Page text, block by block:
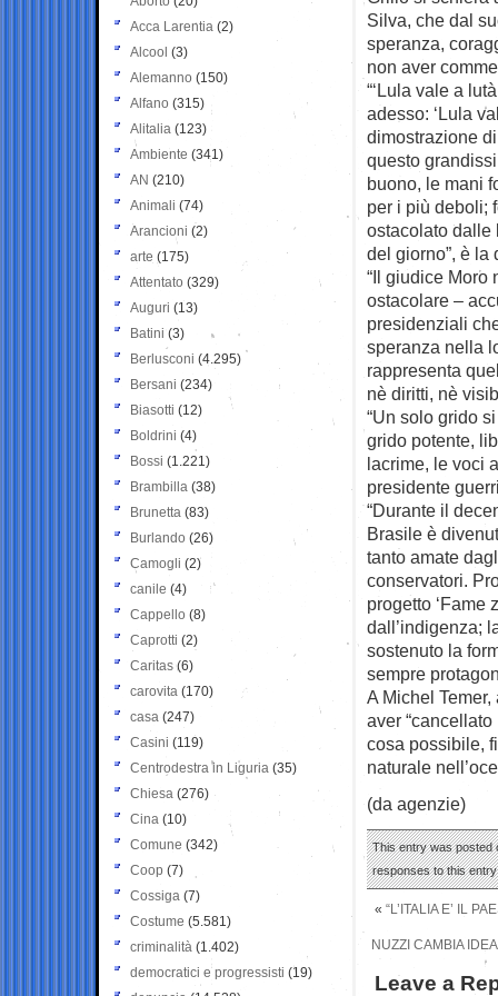
Silva, che dal
speranza,
non aver
“‘Lula vale a
adesso: ‘Lula
dimostrazione
questo
buono, le mani
per i più deboli;
ostacolato dalle
del giorno”, è
“Il giudice Moro
ostacolare –
presidenziali
speranza nella
rappresenta
nè diritti, nè
“Un solo grido
grido potente,
lacrime, le voci
presidente
“Durante il
Brasile è
tanto amate
conservatori.
progetto ‘Fame
dall’indigenza;
sostenuto la
sempre
A Michel
aver
cosa possibile,
naturale
(da agenzie)
This entry was posted
responses to this
« “L’ITALIA E’ IL
NUZZI CAMBIA
Leave a
Acca Larentia (2)
Alcool (3)
Alemanno (150)
Alfano (315)
Alitalia (123)
Ambiente (341)
AN (210)
Animali (74)
Arancioni (2)
arte (175)
Attentato (329)
Auguri (13)
Batini (3)
Berlusconi (4.295)
Bersani (234)
Biasotti (12)
Boldrini (4)
Bossi (1.221)
Brambilla (38)
Brunetta (83)
Burlando (26)
Camogli (2)
canile (4)
Cappello (8)
Caprotti (2)
Caritas (6)
carovita (170)
casa (247)
Casini (119)
Centrodestra in Liguria (35)
Chiesa (276)
Cina (10)
Comune (342)
Coop (7)
Cossiga (7)
Costume (5.581)
criminalità (1.402)
democratici e progressisti (19)